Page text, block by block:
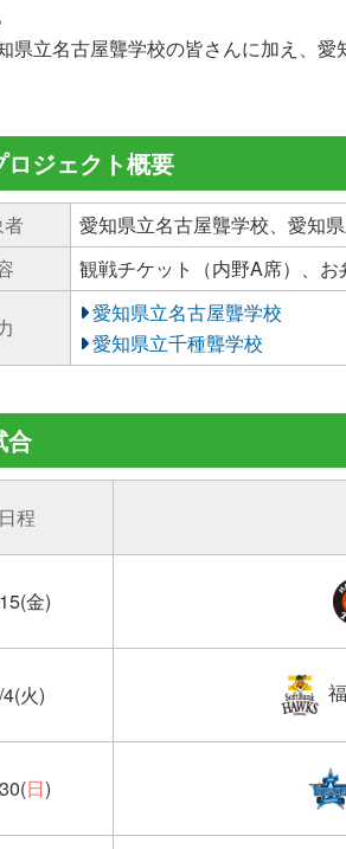
県立名古屋聾学校の皆さんに加え、
ロジェクト概要
者
愛知県立名古屋聾学校、愛知
観戦チケット（内野A席）、
愛知県立名古屋聾学校
愛知県立千種聾学校
合
日程
金)
火)
日)